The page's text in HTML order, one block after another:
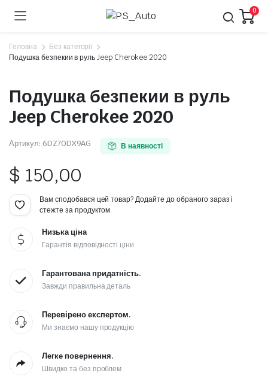
0
Головна
Без категорії
Подушка безпекии в руль Jeep Cherokee 2020
Подушка безпекии в руль
Jeep Cherokee 2020
Артикул: 6DZ70DX9AG В наявності
$ 150,00
Вам сподобався цей товар? Додайте до обраного зараз і
стежте за продуктом.
Низька ціна
Гарантія відповідності ціни
Гарантована придатність.
Завжди правильна деталь
Перевірено експертом.
Ми знаємо нашу продукцію
Легке повернення.
Швидко та без проблем